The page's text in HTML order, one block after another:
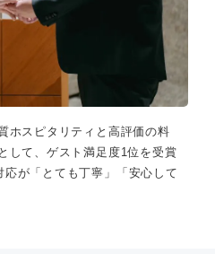
ホスピタリティと高評価の料
して、ゲスト満足度1位を受賞
が「とても丁寧」「安心して